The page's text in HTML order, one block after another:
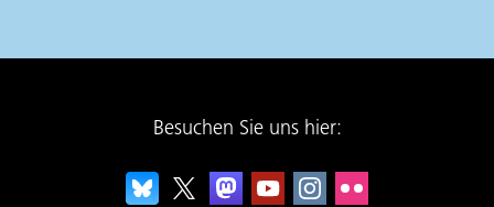
Besuchen Sie uns hier: